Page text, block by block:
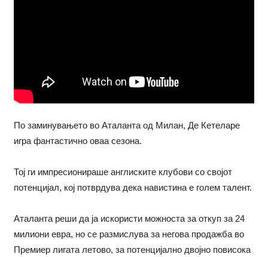
По заминувањето во Аталанта од Милан, Де Кетеларе
игра фантастично оваа сезона.
Тој ги импресионираше англиските клубови со својот
потенцијал, кој потврдува дека навистина е голем талент.
Аталанта реши да ја искористи можноста за откуп за 24
милиони евра, но се размислува за негова продажба во
Премиер лигата летово, за потенцијално двојно повисока